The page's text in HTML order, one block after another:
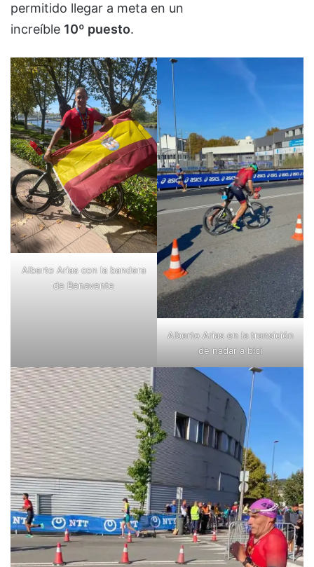
permitido llegar a meta en un
increíble 10º puesto.
Alberto Arias con la bandera
de Benavente
Alberto Arias en la transición
de nadar a bici